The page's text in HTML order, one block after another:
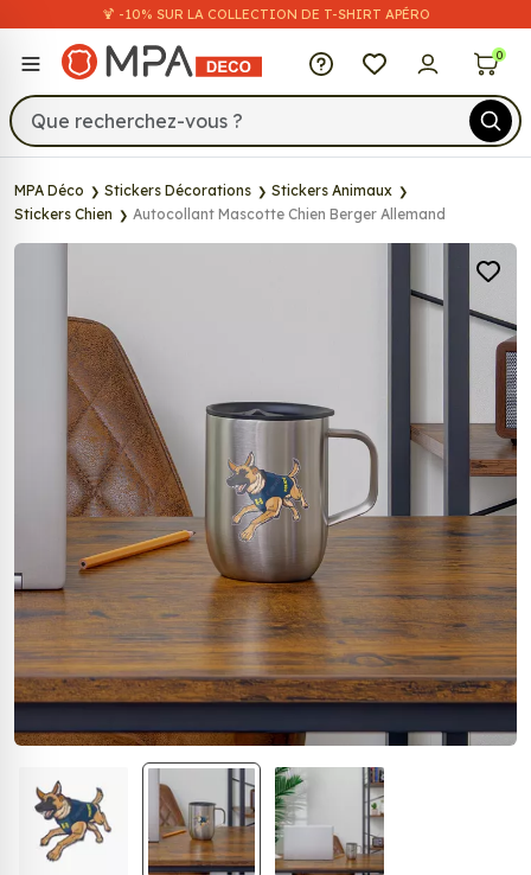
🍹 -10% SUR LA COLLECTION DE T-SHIRT APÉRO
MPA Déco 0
MPA Déco Stickers Décorations
Stickers Animaux
Stickers Chien
Autocollant Mascotte Chien Berger Allemand